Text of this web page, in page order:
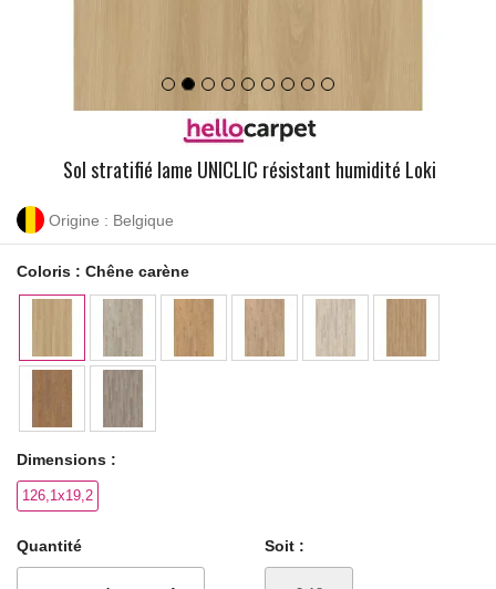
Sol stratifié lame UNICLIC résistant humidité Loki
Origine : Belgique
Coloris : Chêne carène
Dimensions :
126,1x19,2
Quantité Soit :